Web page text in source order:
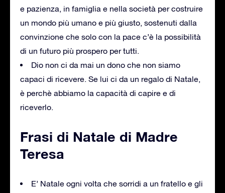
e pazienza, in famiglia e nella società per costruire
un mondo più umano e più giusto, sostenuti dalla
convinzione che solo con la pace c’è la possibilità
di un futuro più prospero per tutti.
Dio non ci da mai un dono che non siamo
capaci di ricevere. Se lui ci da un regalo di Natale,
è perchè abbiamo la capacità di capire e di
riceverlo.
Frasi di Natale di Madre
Teresa
E’ Natale ogni volta che sorridi a un fratello e gli